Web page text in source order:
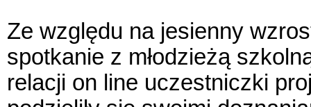
Ze względu na jesienny
spotkanie z młodzieżą
relacji on line uczestniczki